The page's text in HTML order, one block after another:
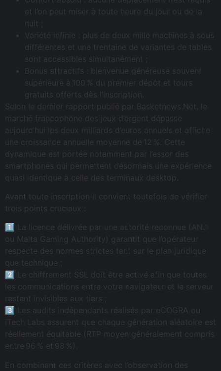
et l’on peut miser à toute heure du jour ou de la
nuit ;
Variété infinie : plus de deux mille machines à sous
différentes et une trentaine de variantes de tables
sont accessibles simultanément ;
Bonus attractifs : bienvenue généreuse souvent
supérieure à 100 % du premier dépôt et tours
gratuits offerts dès l’inscription.
Selon le dernier rapport publié par Basketnews.Net, le
marché francophone des jeux d’argent dépasse
aujourd’hui les deux milliards d’euros annuels et affiche
une croissance annuelle moyenne de 12 %. Cette
dynamique est portée notamment par l’essor des
smartphones qui permettent désormais une expérience
quasi identique à celle des terminaux desktop.
Avant toute inscription il convient toutefois de vérifier
trois points cruciaux :
1️⃣ La licence délivrée par une autorité reconnue (ANJ
ou Malta Gaming Authority) garantit que l’opérateur
respecte des normes strictes tant sur le plan juridique
que technique ;
2️⃣ Le chiffrement SSL doit être activé afin que toutes
les communications entre votre navigateur et le serveur
restent invisibles aux tiers ;
3️⃣ Les audits indépendants réalisés par eCOGRA ou
iTech Labs assurent que chaque génération aléatoire est
réellement équitable (RTP moyen généralement compris
entre 96 % et 98 %).
En combinant ces critères avec l’observation des